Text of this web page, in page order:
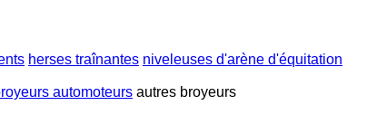
herses traînantes niveleuses d'arène d'équitation
automoteurs autres broyeurs